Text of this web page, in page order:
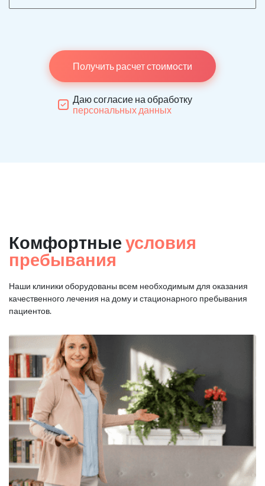
Получить расчет стоимости
Даю согласие на обработку
персональных данных
Комфортные условия
пребывания
Наши клиники оборудованы всем необходимым для оказания
качественного лечения на дому и стационарного пребывания
пациентов.